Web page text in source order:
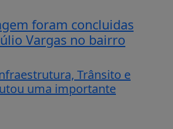
foram concluidas
Vargas no bairro
Trânsito e
uma importante